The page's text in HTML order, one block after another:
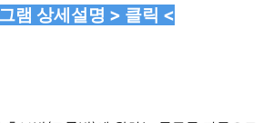
램 상세설명 > 클릭 <